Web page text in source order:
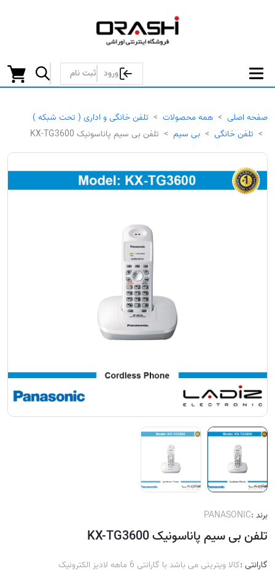
ورود ثبت نام
صفحه اصلی همه محصولات
تلفن خانگی و اداری ( تحت شبکه )
تلفن خانگی
بی سیم تلفن بی سیم پاناسونیک KX-TG3600
برند :PANASONIC
تلفن بی سیم پاناسونیک KX-TG3600
گارانتی :کالا ویترینی می باشد با گارانتی 6 ماهه لادیز الکترونیک